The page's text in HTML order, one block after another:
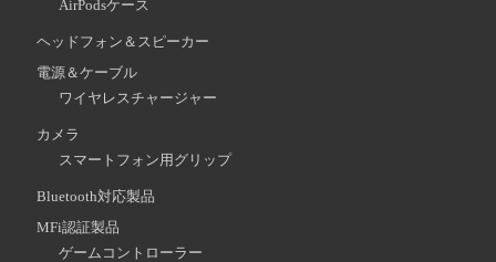
AirPodsケース
ヘッドフォン＆スピーカー
電源＆ケーブル
ワイヤレスチャージャー
カメラ
スマートフォン用グリップ
Bluetooth対応製品
MFi認証製品
ゲームコントローラー